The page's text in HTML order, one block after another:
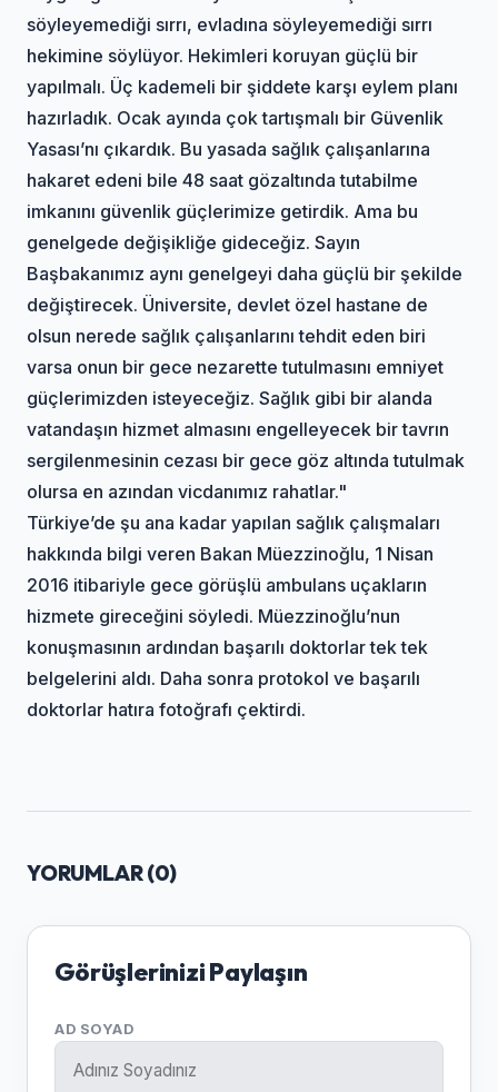
söyleyemediği sırrı, evladına söyleyemediği sırrı
hekimine söylüyor. Hekimleri koruyan güçlü bir
yapılmalı. Üç kademeli bir şiddete karşı eylem planı
hazırladık. Ocak ayında çok tartışmalı bir Güvenlik
Yasası’nı çıkardık. Bu yasada sağlık çalışanlarına
hakaret edeni bile 48 saat gözaltında tutabilme
imkanını güvenlik güçlerimize getirdik. Ama bu
genelgede değişikliğe gideceğiz. Sayın
Başbakanımız aynı genelgeyi daha güçlü bir şekilde
değiştirecek. Üniversite, devlet özel hastane de
olsun nerede sağlık çalışanlarını tehdit eden biri
varsa onun bir gece nezarette tutulmasını emniyet
güçlerimizden isteyeceğiz. Sağlık gibi bir alanda
vatandaşın hizmet almasını engelleyecek bir tavrın
sergilenmesinin cezası bir gece göz altında tutulmak
olursa en azından vicdanımız rahatlar."
Türkiye’de şu ana kadar yapılan sağlık çalışmaları
hakkında bilgi veren Bakan Müezzinoğlu, 1 Nisan
2016 itibariyle gece görüşlü ambulans uçakların
hizmete gireceğini söyledi. Müezzinoğlu’nun
konuşmasının ardından başarılı doktorlar tek tek
belgelerini aldı. Daha sonra protokol ve başarılı
doktorlar hatıra fotoğrafı çektirdi.
YORUMLAR (0)
Görüşlerinizi Paylaşın
AD SOYAD